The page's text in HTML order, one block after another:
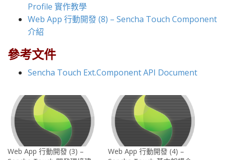
Profile 實作教學
Web App 行動開發 (8) – Sencha Touch Component
介紹
參考文件
Sencha Touch Ext.Component API Document
Web App 行動開發 (3) –
Web App 行動開發 (4) –